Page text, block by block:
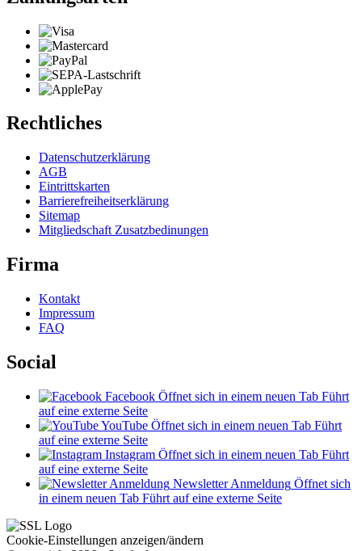
Rechtliches
Datenschutzerklärung
AGB
Eintrittskarten
Barrierefreiheitserklärung
Sitemap
Mitgliedschaft Zusatzbedinungen
Firma
Kontakt
Impressum
FAQ
Social
Facebook Öffnet sich in einem neuen Tab Führt
auf eine externe Seite
YouTube Öffnet sich in einem neuen Tab Führt
auf eine externe Seite
Instagram Öffnet sich in einem neuen Tab Führt
auf eine externe Seite
Newsletter Anmeldung Öffnet sich
in einem neuen Tab Führt auf eine externe Seite
Cookie-Einstellungen anzeigen/ändern